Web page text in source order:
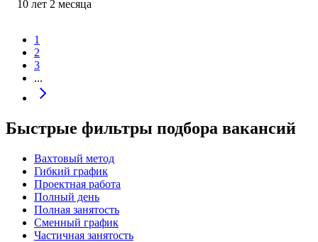
10 лет 2 месяца
1
2
3
...
Быстрые фильтры подбора вакансий
Вахтовый метод
Гибкий график
Проектная работа
Полный день
Полная занятость
Сменный график
Частичная занятость